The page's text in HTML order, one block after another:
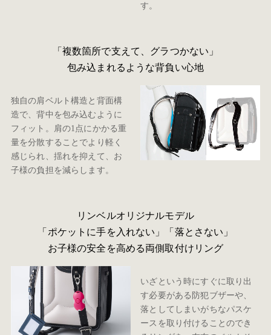
す。
「複数箇所で支えて、グラつかない」
包み込まれるような背負い心地
独自の肩ベルト構造と背面構
造で、背中を包み込むように
フィット。肩の1点にかかる重
量を分散することでより軽く
感じられ、揺れを抑えて、お
子様の負担を減らします。
リンベルオリジナルモデル
「ポケットに手を入れない」「落とさない」
お子様の安全を高める両側取付けリング
いざという時にすぐに取り出
す必要がある防犯ブザーや、
落としてしまいがちなパスケ
ースを取り付けることのでき